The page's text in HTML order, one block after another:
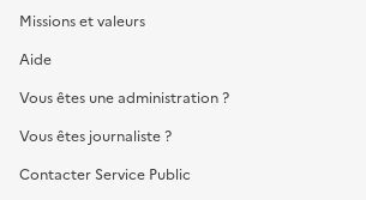
Missions et valeurs
Aide
Vous êtes une administration ?
Vous êtes journaliste ?
Contacter Service Public